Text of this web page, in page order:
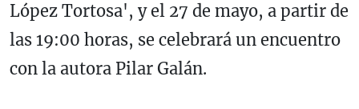
López Tortosa', y el 27 de mayo, a partir de
las 19:00 horas, se celebrará un encuentro
con la autora Pilar Galán.